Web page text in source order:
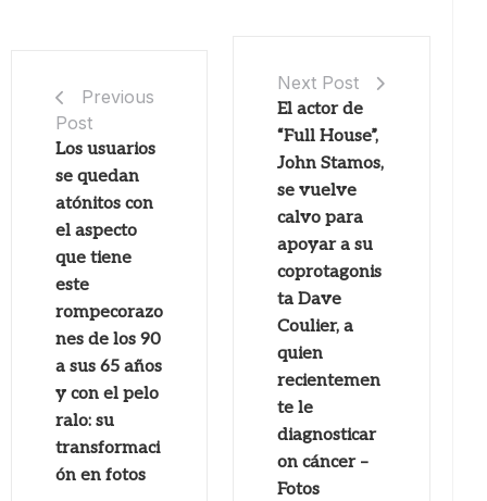
Previous
Post
Los usuarios
se quedan
atónitos con
el aspecto
que tiene
este
rompecorazo
nes de los 90
a sus 65 años
y con el pelo
ralo: su
transformaci
ón en fotos
Next Post
El actor de
“Full House”,
John Stamos,
se vuelve
calvo para
apoyar a su
coprotagonis
ta Dave
Coulier, a
quien
recientemen
te le
diagnosticar
on cáncer –
Fotos